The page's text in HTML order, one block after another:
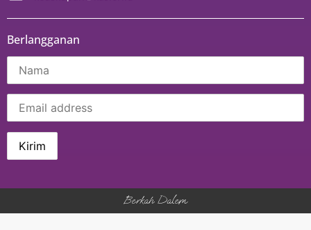
Berlangganan
Berkah Dalem